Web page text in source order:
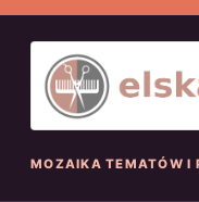
MOZAIKA TEMATÓW I